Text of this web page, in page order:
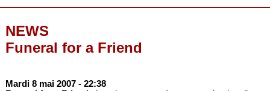
NEWS
Funeral for a Friend
Mardi 8 mai 2007 - 22:38